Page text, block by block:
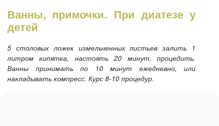
Ванны, примочки. При диатезе у
детей
5 столовых ложек измельченных листьев залить 1
литром кипятка, настоять 20 минут, процедить.
Ванны принимать по 10 минут ежедневно, или
накладывать компресс. Курс 8-10 процедур.